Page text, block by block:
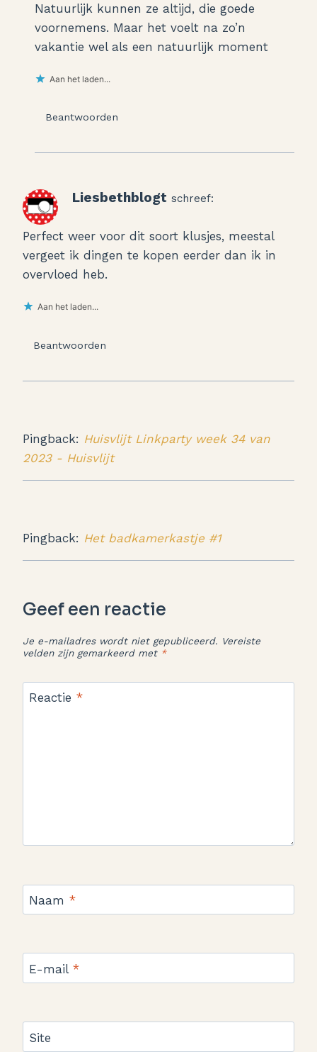
Natuurlijk kunnen ze altijd, die goede
voornemens. Maar het voelt na zo’n
vakantie wel als een natuurlijk moment
Aan het laden...
Beantwoorden
Liesbethblogt schreef:
Perfect weer voor dit soort klusjes, meestal
vergeet ik dingen te kopen eerder dan ik in
overvloed heb.
Aan het laden...
Beantwoorden
Pingback: Huisvlijt Linkparty week 34 van
2023 - Huisvlijt
Pingback: Het badkamerkastje #1
Geef een reactie
Je e-mailadres wordt niet gepubliceerd. Vereiste
velden zijn gemarkeerd met *
Reactie *
Naam *
E-mail *
Site